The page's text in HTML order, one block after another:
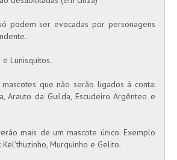
podem ser evocadas por personagens
Lunisquitos.
que não serão ligados à conta:
Arauto da Guilda, Escudeiro Argênteo e
mais de um mascote único. Exemplo
Murquinho e Gelito.